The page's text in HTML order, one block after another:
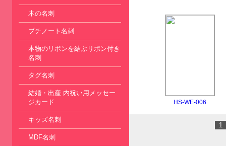
木の名刺
プチノート名刺
本物のリボンを結ぶリボン付き
名刺
タグ名刺
結婚・出産 内祝い用メッセー
ジカード
キッズ名刺
MDF名刺
HS-WE-006
1